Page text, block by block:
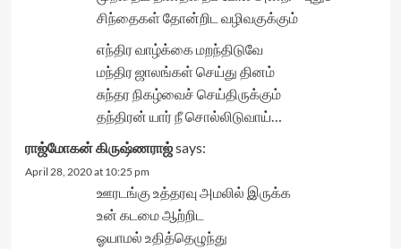
சிந்தைகள் தோன்றிட வழிவகுக்கும்
எந்திர வாழ்க்கை மறந்திடுவே
மந்திர ஜாலங்கள் செய்து தினம்
சுந்தர நிகழ்வைச் செய்திருக்கும்
தந்திரன் யார் நீ சொல்லிடுவாய்…
ராஜ்மோகன் கிருஷ்ணராஜ்says:
April 28, 2020 at 10:25 pm
ஊரடங்கு உத்தரவு அமலில் இருக்க
உன் கடமை ஆற்றிட
ஓயாமல் உதித்தெழுந்து